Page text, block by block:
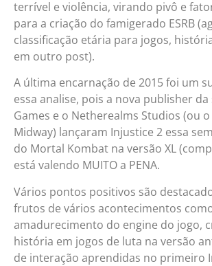
terrível e violência, virando pivô e
para a criação do famigerado ESRB
classificação etária para jogos,
em outro post).
A última encarnação de 2015 foi um
essa analise, pois a nova publisher da
Games e o Netherealms Studios (ou
Midway) lançaram Injustice 2 essa
do Mortal Kombat na versão XL
está valendo MUITO a PENA.
Vários pontos positivos são
frutos de vários acontecimentos
amadurecimento do engine do jogo,
história em jogos de luta na versão
de interação aprendidas no primeiro